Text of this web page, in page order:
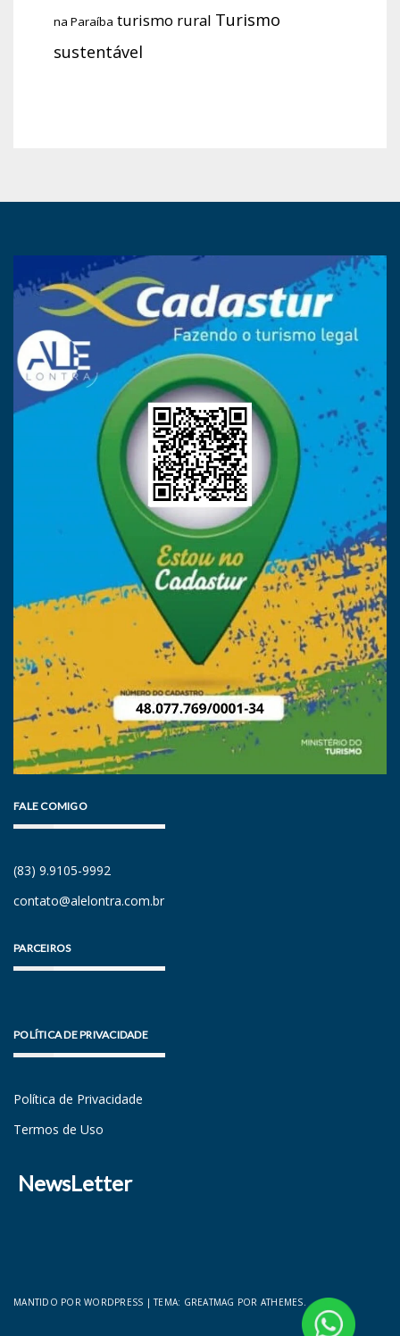
na Paraíba turismo rural Turismo
sustentável
FALE COMIGO
(83) 9.9105-9992
contato@alelontra.com.br
PARCEIROS
POLÍTICA DE PRIVACIDADE
Política de Privacidade
Termos de Uso
NewsLetter
MANTIDO POR WORDPRESS |TEMA: GREATMAG POR ATHEMES.